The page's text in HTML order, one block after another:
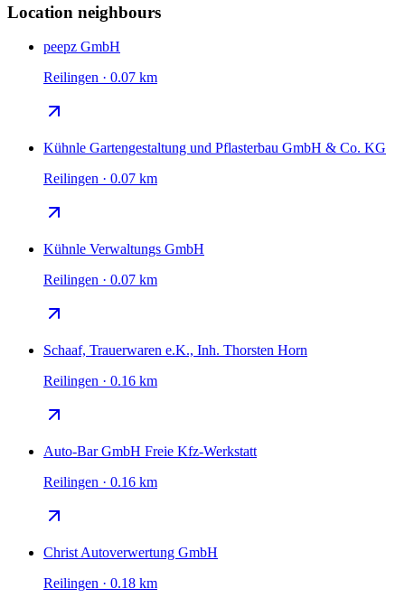
Location neighbours
peepz GmbH
Reilingen · 0.07 km
Kühnle Gartengestaltung und Pflasterbau GmbH & Co. KG
Reilingen · 0.07 km
Kühnle Verwaltungs GmbH
Reilingen · 0.07 km
Schaaf, Trauerwaren e.K., Inh. Thorsten Horn
Reilingen · 0.16 km
Auto-Bar GmbH Freie Kfz-Werkstatt
Reilingen · 0.16 km
Christ Autoverwertung GmbH
Reilingen · 0.18 km